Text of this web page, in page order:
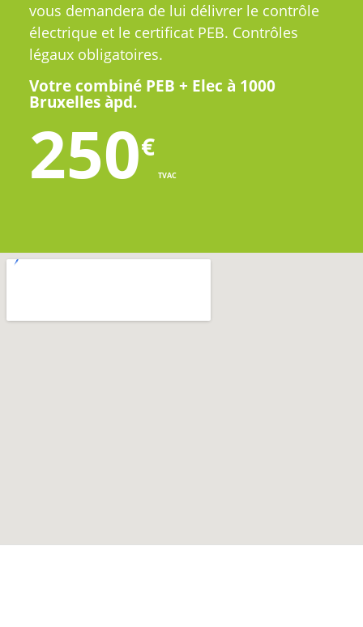
vous demandera de lui délivrer le contrôle
électrique et le certificat PEB. Contrôles
légaux obligatoires.
Votre combiné PEB + Elec à 1000
Bruxelles àpd.
250€
TVAC